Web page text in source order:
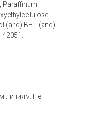
Paraffinum
(and) BHT (and)
42051.
линиям. Не